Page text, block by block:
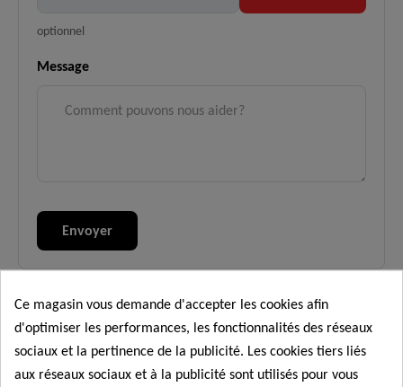
optionnel
Message
Ce magasin vous demande d'accepter les cookies afin
d'optimiser les performances, les fonctionnalités des réseaux
sociaux et la pertinence de la publicité. Les cookies tiers liés
aux réseaux sociaux et à la publicité sont utilisés pour vous